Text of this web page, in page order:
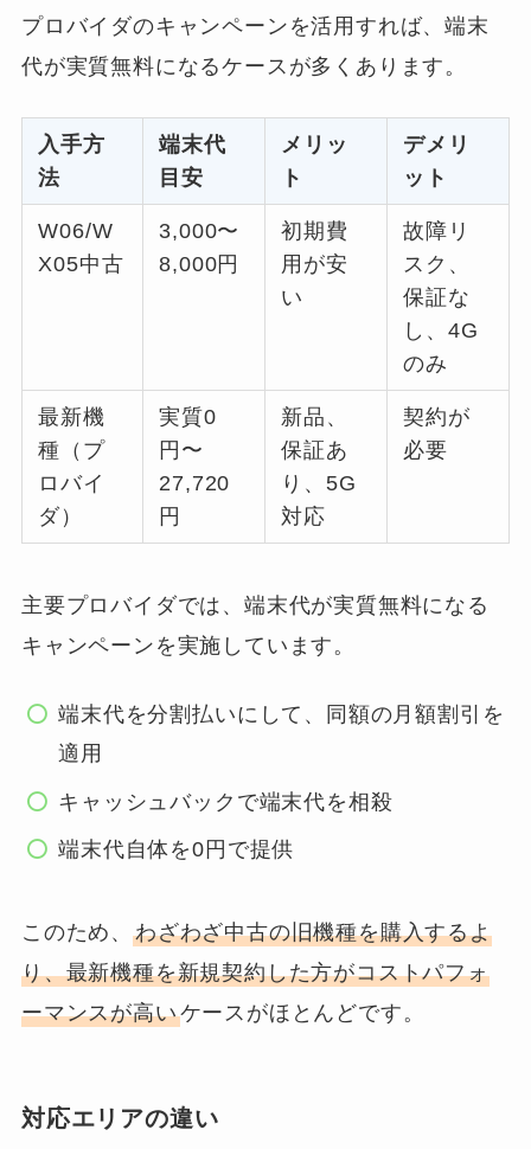
プロバイダのキャンペーンを活用すれば、端末
代が実質無料になるケースが多くあります。
入手方
法
端末代
目安
メリッ
ト
デメリ
ット
W06/W
X05中古
3,000〜
8,000円
初期費
用が安
い
故障リ
スク、
保証な
し、4G
のみ
最新機
種（プ
ロバイ
ダ）
実質0
円〜
27,720
円
新品、
保証あ
り、5G
対応
契約が
必要
主要プロバイダでは、端末代が実質無料になる
キャンペーンを実施しています。
端末代を分割払いにして、同額の月額割引を
適用
キャッシュバックで端末代を相殺
端末代自体を0円で提供
このため、 わざわざ中古の旧機種を購入するよ
り、最新機種を新規契約した方がコストパフォ
ーマンスが高いケースがほとんどです。
対応エリアの違い